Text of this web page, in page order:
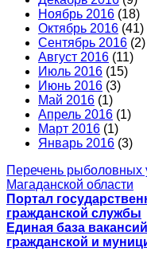
Ноябрь 2016 (18)
Октябрь 2016 (41)
Сентябрь 2016 (2)
Август 2016 (11)
Июль 2016 (15)
Июнь 2016 (3)
Май 2016 (1)
Апрель 2016 (1)
Март 2016 (1)
Январь 2016 (3)
Перечень рыболовных
Магаданской области
Портал
гражданской службы
Единая база вакансий
гражданской и